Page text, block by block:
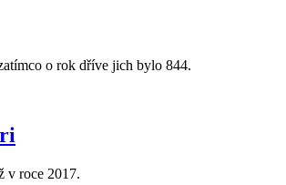
o rok dříve jich bylo 844.
v roce 2017.